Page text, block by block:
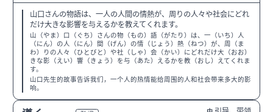
山口さんの物語は、一人の人間の情熱が、周りの人々や社会にどれ
だけ大きな影響を与えるかを教えてくれます。
山（やま）口（ぐち）さんの物（もの）語（がたり）は、一（いち）人
（にん）の人（にん）間（げん）の情（じょう）熱（ねつ）が、周（ま
わ）りの人々（ひとびと）や社（しゃ）会（かい）にどれだけ大（おお）
きな影（えい）響（きょう）を与（あた）えるかを教（おし）えてくれま
す。
山口先生的故事告诉我们，一个人的热情能给周围的人和社会带来多大的影
响。